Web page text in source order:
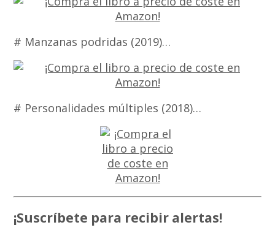
# Manzanas podridas (2019)…
# Personalidades múltiples (2018)…
¡Suscríbete para recibir alertas!